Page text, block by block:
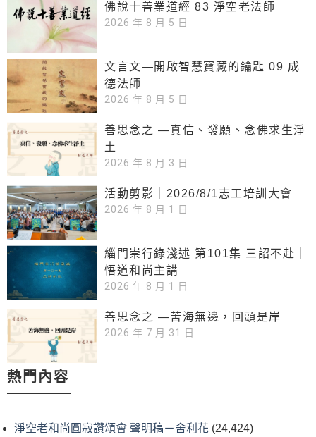
佛說十善業道經 83 淨空老法師
2026 年 8 月 5 日
文言文—開啟智慧寶藏的鑰匙 09 成
德法師
2026 年 8 月 5 日
善思念之 —真信、發願、念佛求生淨
土
2026 年 8 月 3 日
活動剪影｜2026/8/1志工培訓大會
2026 年 8 月 1 日
緇門崇行錄淺述 第101集 三詔不赴｜
悟道和尚主講
2026 年 8 月 1 日
善思念之 —苦海無邊，回頭是岸
2026 年 7 月 31 日
熱門內容
淨空老和尚圓寂讚頌會 聲明稿－舍利花 (24,424)